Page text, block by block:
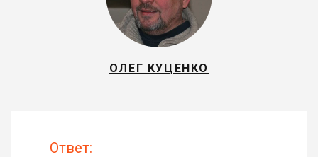
ОЛЕГ КУЦЕНКО
Ответ: